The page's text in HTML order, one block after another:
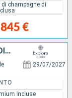
€
champagne di
GERMANIA, SVEZIA, ESTONIA, FINLANDIA, DANIMARCA
29/07/2027
Incluse